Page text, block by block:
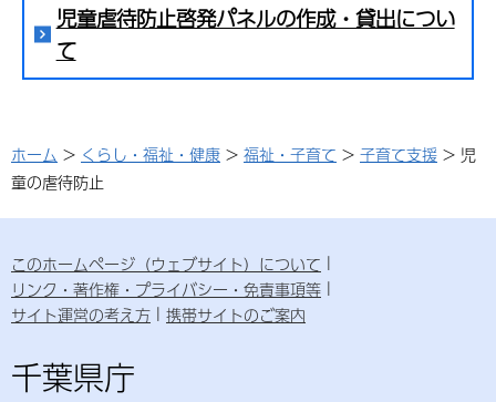
児童虐待防止啓発パネルの作成・貸出につい
て
ホーム > くらし・福祉・健康 > 福祉・子育て > 子育て支援 > 児
童の虐待防止
このホームページ（ウェブサイト）について
リンク・著作権・プライバシー・免責事項等
サイト運営の考え方
携帯サイトのご案内
千葉県庁